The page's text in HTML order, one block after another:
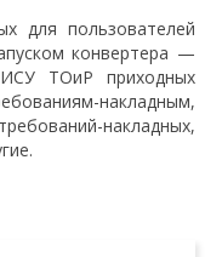
для пользователей
конвертера —
ТОиР приходных
накладным,
накладных,